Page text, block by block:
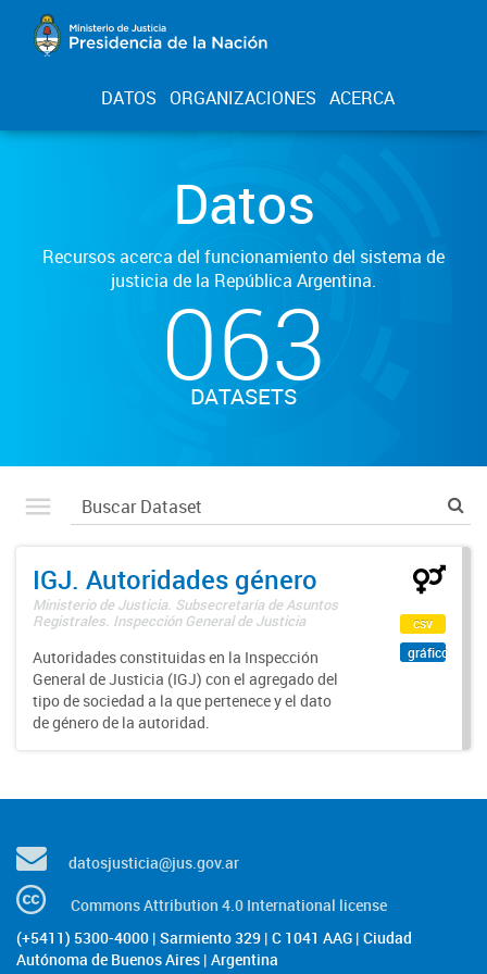
DATOS ORGANIZACIONES ACERCA
Datos
Recursos acerca del funcionamiento del sistema de
justicia de la República Argentina.
063
DATASETS
IGJ. Autoridades género
Ministerio de Justicia. Subsecretaría de Asuntos
Registrales. Inspección General de Justicia
Autoridades constituidas en la Inspección
General de Justicia (IGJ) con el agregado del
tipo de sociedad a la que pertenece y el dato
de género de la autoridad.
csv
gráfico
datosjusticia@jus.gov.ar
Commons Attribution 4.0 International license
(+5411) 5300-4000 | Sarmiento 329 | C 1041 AAG | Ciudad
Autónoma de Buenos Aires | Argentina